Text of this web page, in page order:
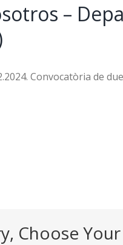
–
Convocatòria de
Choose